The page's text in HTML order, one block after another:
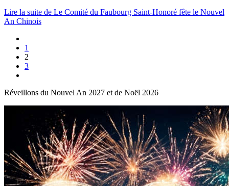
Lire la suite de Le Comité du Faubourg Saint-Honoré fête le Nouvel
An Chinois
1
2
3
Réveillons du Nouvel An 2027 et de Noël 2026